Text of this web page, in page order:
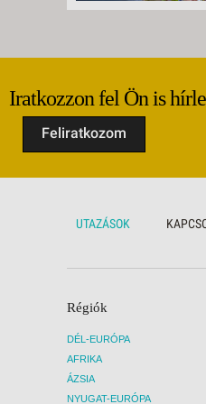
Iratkozzon fel Ön is
Feliratkozom
UTAZÁSOK
Régiók
DÉL-EURÓPA
AFRIKA
ÁZSIA
NYUGAT-EURÓPA